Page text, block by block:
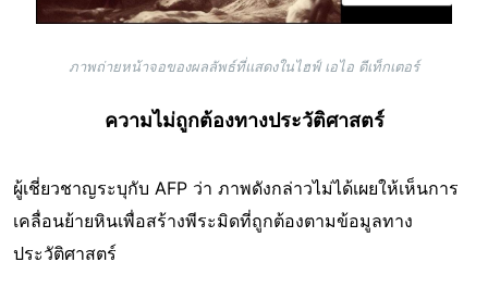
ภาพถ่ายหน้าจอของผลลัพธ์ที่แสดงในไฮฟ์ เอไอ ดีเท็กเตอร์
ความไม่ถูกต้องทางประวัติศาสตร์
ผู้เชี่ยวชาญระบุกับ AFP ว่า ภาพดังกล่าวไม่ได้เผยให้เห็นการ
เคลื่อนย้ายหินเพื่อสร้างพีระมิดที่ถูกต้องตามข้อมูลทาง
ประวัติศาสตร์